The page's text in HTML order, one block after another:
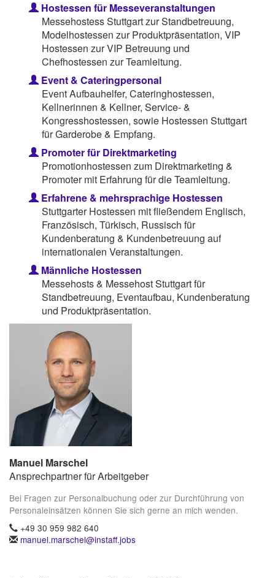
Hostessen für Messeveranstaltungen
Messehostess Stuttgart zur Standbetreuung,
Modelhostessen zur Produktpräsentation, VIP
Hostessen zur VIP Betreuung und
Chefhostessen zur Teamleitung.
Event & Cateringpersonal
Event Aufbauhelfer, Cateringhostessen,
Kellnerinnen & Kellner, Service- &
Kongresshostessen, sowie Hostessen Stuttgart
für Garderobe & Empfang.
Promoter für Direktmarketing
Promotionhostessen zum Direktmarketing &
Promoter mit Erfahrung für die Teamleitung.
Erfahrene & mehrsprachige Hostessen
Stuttgarter Hostessen mit fließendem Englisch,
Französisch, Türkisch, Russisch für
Kundenberatung & Kundenbetreuung auf
internationalen Veranstaltungen.
Männliche Hostessen
Messehosts & Messehost Stuttgart für
Standbetreuung, Eventaufbau, Kundenberatung
und Produktpräsentation.
Manuel Marschel
Ansprechpartner für Arbeitgeber
Bei Fragen zur Personalbuchung oder zur Durchführung von
Personaleinsätzen können Sie sich gerne an mich wenden.
+49 30 959 982 640
manuel.marschel@instaff.jobs